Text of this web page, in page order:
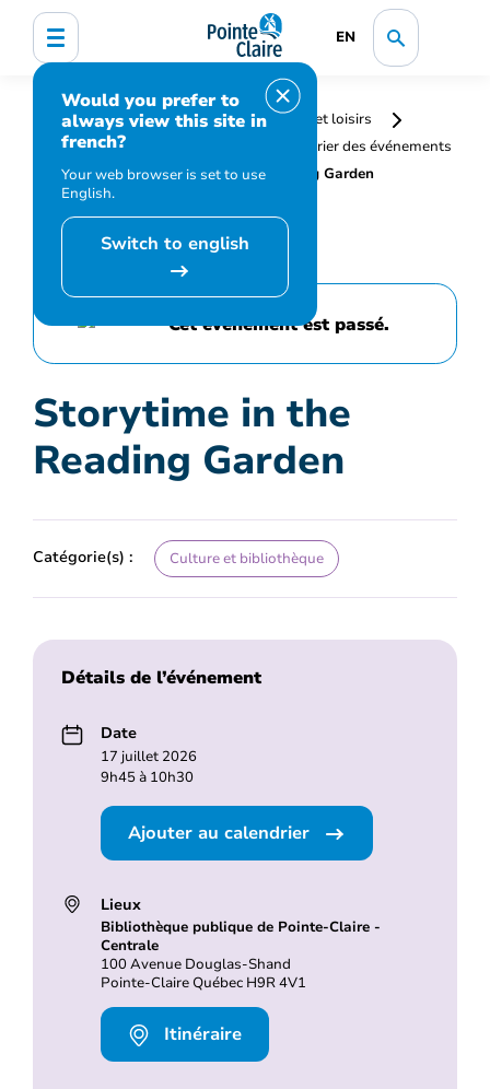
EN
Would you prefer to
always view this site in
french?
Your web browser is set to use
English.
Switch to english
Accueil
Bibliothèque, culture, sports et loisirs
Programmation et inscription
Calendrier des événements
et activités
Storytime in the Reading Garden
Cet événement est passé.
Storytime in the
Reading Garden
Catégorie(s) : Culture et bibliothèque
Détails de l’événement
Date
17 juillet 2026
9h45 à 10h30
Ajouter au calendrier
Lieux
Bibliothèque publique de Pointe-Claire -
Centrale
100 Avenue Douglas-Shand
Pointe-Claire Québec H9R 4V1
Itinéraire